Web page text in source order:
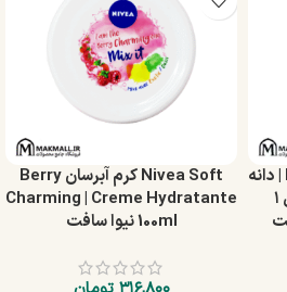
Movenpick One for All 1kg | دانه
قهوه موونپیک وان فور آل ۱
Nivea Soft کرم آبرسان Berry
Charming | Creme Hydratante
100ml نیوا سافت